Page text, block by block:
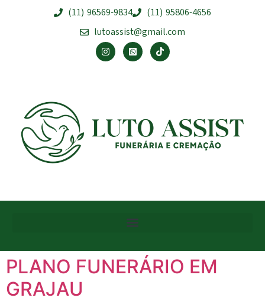
(11) 96569-9834
(11) 95806-4656
lutoassist@gmail.com
PLANO FUNERÁRIO EM
GRAJAU